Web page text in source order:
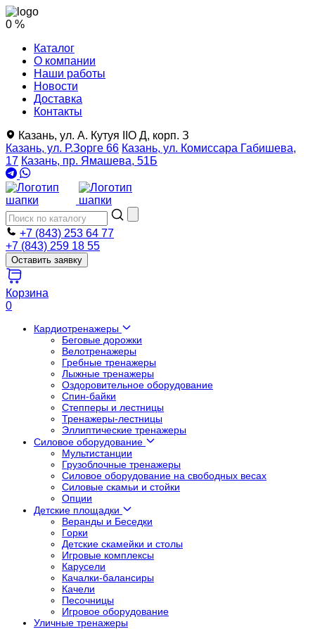
0 %
Каталог
О компании
Наши работы
Новости
Доставка
Контакты
Казань, ул. А. Кутуя IIO Д, корп. З
Казань, ул. Р.Зорге 66 Казань, ул. Комиссара Габишева,
17 Казань, пр. Ямашева, 51Б
+7 (843) 253 64 77
+7 (843) 259 18 55
Оставить заявку
Корзина
0
Кардиотренажеры
Беговые дорожки
Велотренажеры
Гребные тренажеры
Лыжные тренажеры
Оздоровительное оборудование
Спин-байки
Степперы и лестницы
Тренажеры-лестницы
Эллиптические тренажеры
Силовое оборудование
Мультистанции
Грузоблочные тренажеры
Силовое оборудование на свободных весах
Силовые скамьи и стойки
Опции
Детские площадки
Веранды и Беседки
Горки
Детские скамейки и столы
Игровые комплексы
Карусели
Качалки-балансиры
Качели
Песочницы
Игровое оборудование
Уличные тренажеры